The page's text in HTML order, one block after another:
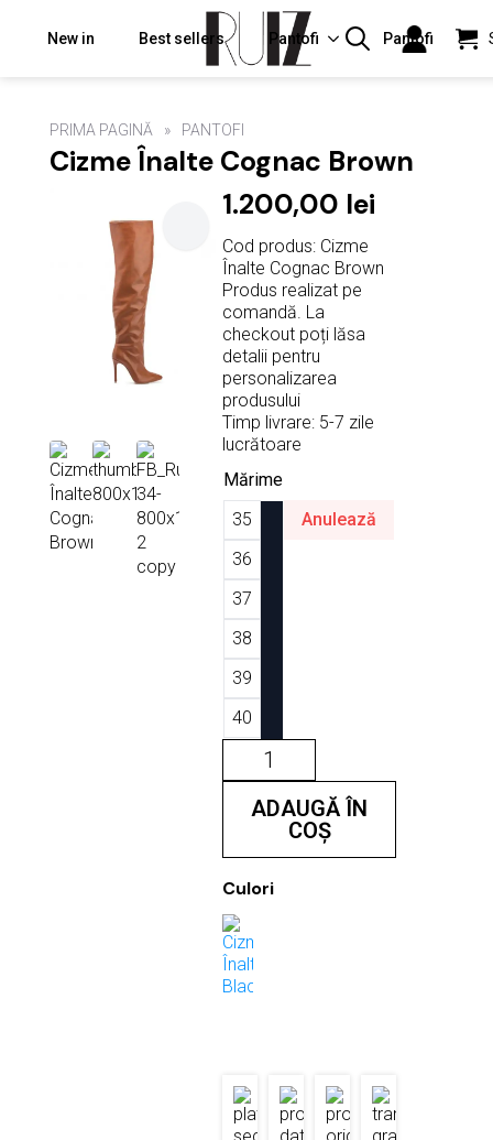
New in Best sellers Pantofi Pantofi
PRIMA PAGINĂ PANTOFI
Cizme Înalte Cognac Brown
1.200,00 lei
Cod produs: Cizme
Înalte Cognac Brown
Produs realizat pe
comandă. La
checkout poți lăsa
detalii pentru
personalizarea
produsului
Timp livrare: 5-7 zile
lucrătoare
Mărime
35
36
37
38
39
40
Anulează
Cantitate
Cizme
Înalte
Cognac
BrownADAUGĂ ÎN
COȘ
Culori